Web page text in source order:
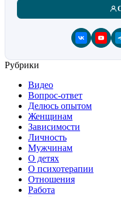
Рубрики
Видео
Вопрос-ответ
Делюсь опытом
Женщинам
Зависимости
Личность
Мужчинам
О детях
О психотерапии
Отношения
Работа